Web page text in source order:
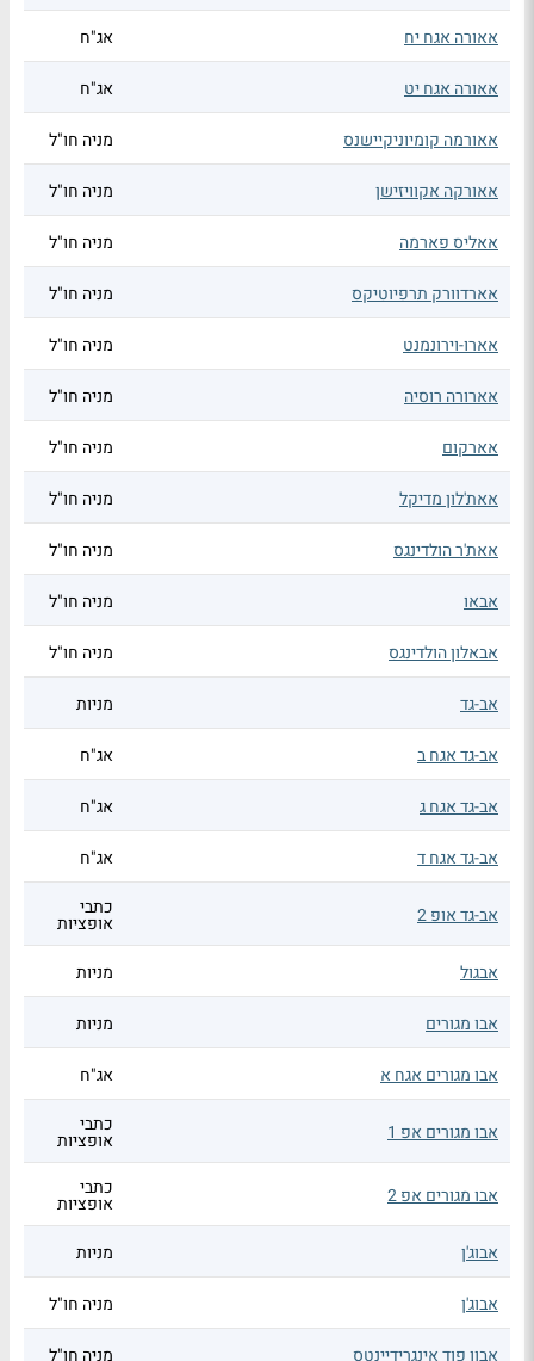
אאורה אגח יח אג"ח
אאורה אגח יט אג"ח
אאורמה קומיוניקיישנס מניה חו"ל
אאורקה אקוויזישן מניה חו"ל
אאליס פארמה מניה חו"ל
אארדוורק תרפיוטיקס מניה חו"ל
אארו-וירונמנט מניה חו"ל
אארורה רוסיה מניה חו"ל
אארקום מניה חו"ל
אאת'לון מדיקל מניה חו"ל
אאת'ר הולדינגס מניה חו"ל
אבאו מניה חו"ל
אבאלון הולדינגס מניה חו"ל
אב-גד מניות
אב-גד אגח ב אג"ח
אב-גד אגח ג אג"ח
אב-גד אגח ד אג"ח
אב-גד אופ 2 כתבי
אופציות
אבגול
מניות
אבו מגורים מניות
אבו מגורים אגח א אג"ח
אבו מגורים אפ 1 כתבי
אופציות
אבו מגורים אפ 2 כתבי
אופציות
אבוג'ן
מניות
אבוג'ן מניה חו"ל
אבוו פוד אינגרידיינטס מניה חו"ל